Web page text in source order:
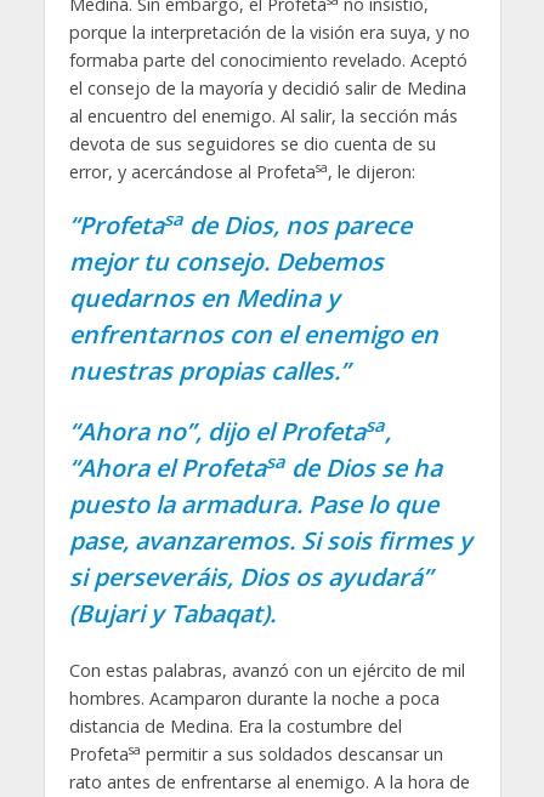
porque la interpretación de la visión era suya, y no
formaba parte del conocimiento revelado. Aceptó
el consejo de la mayoría y decidió salir de Medina
al encuentro del enemigo. Al salir, la sección más
devota de sus seguidores se dio cuenta de su
error, y acercándose al Profetasa, le dijeron:
“Profetasade Dios, nos parece
mejor tu consejo. Debemos
quedarnos en Medina y
enfrentarnos con el enemigo en
nuestras propias calles.”
“Ahora no”, dijo el Profetasa,
“Ahora el Profetasade Dios se ha
puesto la armadura. Pase lo que
pase, avanzaremos. Si sois firmes y
si perseveráis, Dios os ayudará”
(Bujari y Tabaqat).
Con estas palabras, avanzó con un ejército de mil
hombres. Acamparon durante la noche a poca
distancia de Medina. Era la costumbre del
Profetasa permitir a sus soldados descansar un
rato antes de enfrentarse al enemigo. A la hora de